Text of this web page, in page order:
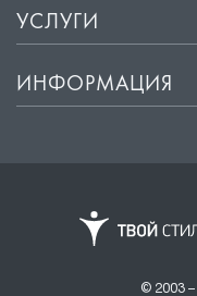
УСЛУГИ
ИНФОРМАЦИЯ
© 2003